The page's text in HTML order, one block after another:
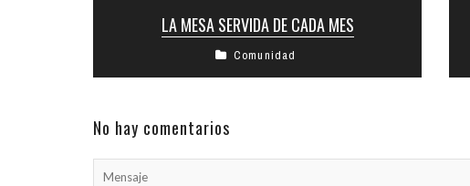
LA MESA SERVIDA DE CADA MES
Judaísmo a la carta es un ciclo organizado por el
Centro Unión Israelita y Macabi Noar, que se
Comunidad
No hay comentarios